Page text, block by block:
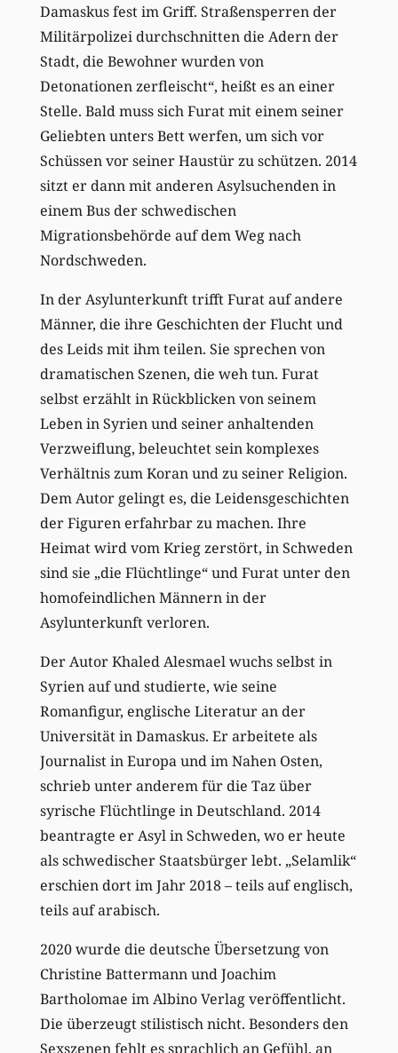
Damaskus fest im Griff. Straßensperren der
Militärpolizei durchschnitten die Adern der
Stadt, die Bewohner wurden von
Detonationen zerfleischt“, heißt es an einer
Stelle. Bald muss sich Furat mit einem seiner
Geliebten unters Bett werfen, um sich vor
Schüssen vor seiner Haustür zu schützen. 2014
sitzt er dann mit anderen Asylsuchenden in
einem Bus der schwedischen
Migrationsbehörde auf dem Weg nach
Nordschweden.
In der Asylunterkunft trifft Furat auf andere
Männer, die ihre Geschichten der Flucht und
des Leids mit ihm teilen. Sie sprechen von
dramatischen Szenen, die weh tun. Furat
selbst erzählt in Rückblicken von seinem
Leben in Syrien und seiner anhaltenden
Verzweiflung, beleuchtet sein komplexes
Verhältnis zum Koran und zu seiner Religion.
Dem Autor gelingt es, die Leidensgeschichten
der Figuren erfahrbar zu machen. Ihre
Heimat wird vom Krieg zerstört, in Schweden
sind sie „die Flüchtlinge“ und Furat unter den
homofeindlichen Männern in der
Asylunterkunft verloren.
Der Autor Khaled Alesmael wuchs selbst in
Syrien auf und studierte, wie seine
Romanfigur, englische Literatur an der
Universität in Damaskus. Er arbeitete als
Journalist in Europa und im Nahen Osten,
schrieb unter anderem für die Taz über
syrische Flüchtlinge in Deutschland. 2014
beantragte er Asyl in Schweden, wo er heute
als schwedischer Staatsbürger lebt. „Selamlik“
erschien dort im Jahr 2018 – teils auf englisch,
teils auf arabisch.
2020 wurde die deutsche Übersetzung von
Christine Battermann und Joachim
Bartholomae im Albino Verlag veröffentlicht.
Die überzeugt stilistisch nicht. Besonders den
Sexszenen fehlt es sprachlich an Gefühl, an